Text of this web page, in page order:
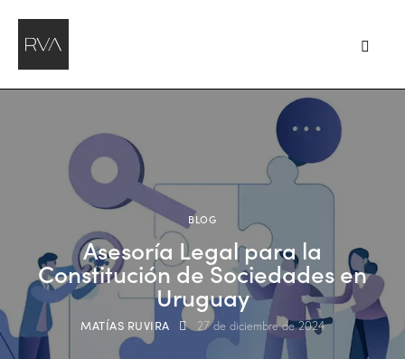
BLOG
Asesoría Legal para la
Constitución de Sociedades en
Uruguay
MATÍAS RUVIRA 27 de diciembre de 2024